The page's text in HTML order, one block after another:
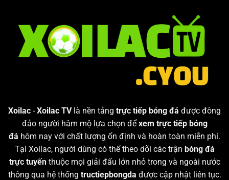
Xoilac -Xoilac TVlà nền tảng trực tiếp bóng đá được đông
đảo người hâm mộ lựa chọn đểxem trực tiếp bóng
đá hôm nay với chất lượng ổn định và hoàn toàn miễn phí.
Tại Xoilac, người dùng có thể theo dõi các trận bóng đá
trực tuyếnthuộc mọi giải đấu lớn nhỏ trong và ngoài nước
thông qua hệ thống tructiepbongda được cập nhật liên tục.